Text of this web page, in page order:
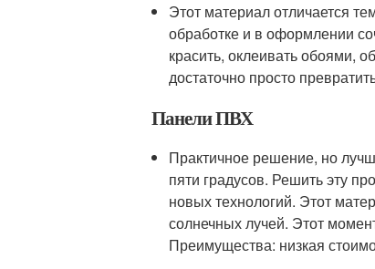
Этот материал отличается
обработке и в оформлении
красить, оклеивать обоями,
достаточно просто
Панели ПВХ
Практичное решение, но
пяти градусов. Решить эту
новых технологий. Этот
солнечных лучей. Этот
Преимущества: низкая